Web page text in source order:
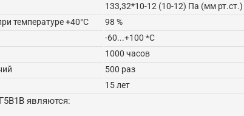
133,32*10-12 (10-12) Па (мм рт.ст.)
температуре +40°C
98 %
-60...+100 *C
1000 часов
500 раз
15 лет
являются: